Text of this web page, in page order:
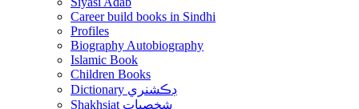
Career build books in Sindhi
Profiles
Biography Autobiography
Islamic Book
Children Books
Dictionary ڊڪشنري
Shakhsiat شخصيات